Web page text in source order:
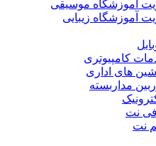
آموزشگاه موسیقی
آموزشگاه زیبایی
کامپیوتری
های اداری
مداربسته
نت
نت